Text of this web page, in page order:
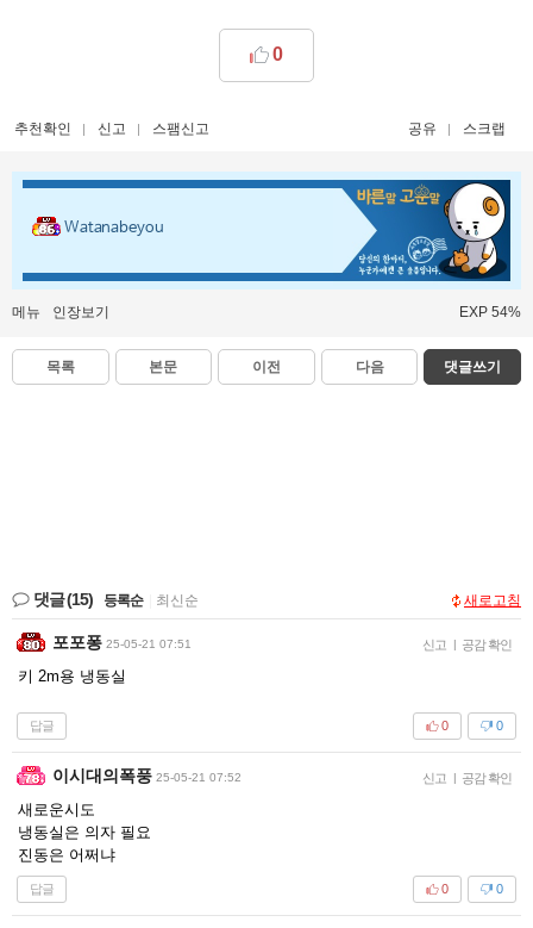
0
추천확인 신고 스팸신고 공유 스크랩
Watanabeyou
메뉴 인장보기 EXP 54%
목록 본문 이전 다음 댓글쓰기
댓글(15) 등록순 최신순 새로고침
포포퐁 25-05-21 07:51 신고 | 공감 확인
키 2m용 냉동실
답글 0
0
이시대의폭풍 25-05-21 07:52 신고 | 공감 확인
새로운시도
냉동실은 의자 필요
진동은 어쩌냐
답글 0
0